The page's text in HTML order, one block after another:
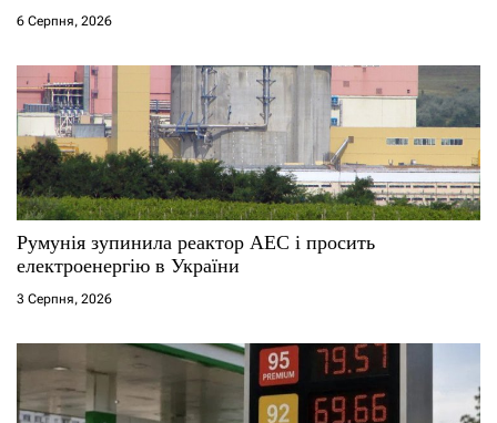
6 Серпня, 2026
Румунія зупинила реактор АЕС і просить
електроенергію в України
3 Серпня, 2026